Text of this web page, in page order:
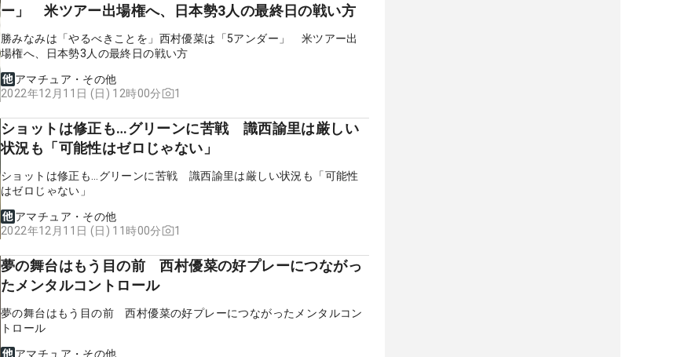
ー」 米ツアー出場権へ、日本勢3人の最終日の戦い方
勝みなみは「やるべきことを」西村優菜は「5アンダー」 米ツアー出
場権へ、日本勢3人の最終日の戦い方
アマチュア・その他
2022年12月11日 (日) 12時00分
1
ショットは修正も…グリーンに苦戦 識西諭里は厳しい
状況も「可能性はゼロじゃない」
ショットは修正も…グリーンに苦戦 識西諭里は厳しい状況も「可能性
はゼロじゃない」
アマチュア・その他
2022年12月11日 (日) 11時00分
1
夢の舞台はもう目の前 西村優菜の好プレーにつながっ
たメンタルコントロール
夢の舞台はもう目の前 西村優菜の好プレーにつながったメンタルコン
トロール
アマチュア・その他